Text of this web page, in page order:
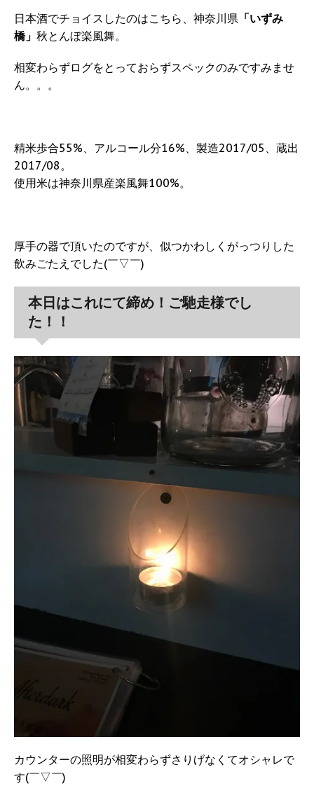
日本酒でチョイスしたのはこちら、神奈川県 「いずみ
橋」 秋とんぼ楽風舞。
相変わらずログをとっておらずスペックのみですみませ
ん。。。
精米歩合55%、アルコール分16%、製造2017/05、蔵出
2017/08。
使用米は神奈川県産楽風舞100%。
厚手の器で頂いたのですが、似つかわしくがっつりした
飲みごたえでした(￣▽￣)
本日はこれにて締め！ご馳走様でし
た！！
カウンターの照明が相変わらずさりげなくてオシャレで
す(￣▽￣)